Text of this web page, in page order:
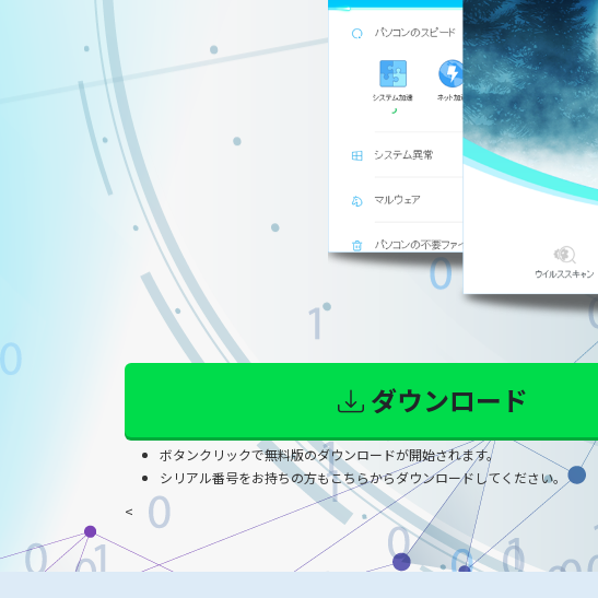
ダウンロード
ボタンクリックで無料版のダウンロードが開始されます。
シリアル番号をお持ちの方もこちらからダウンロードしてください。
<